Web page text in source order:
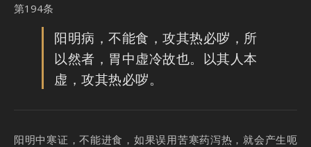
第194条
阳明病，不能食，攻其热必哕，所
以然者，胃中虚冷故也。以其人本
虚，攻其热必哕。
阳明中寒证，不能进食，如果误用苦寒药泻热，就会产生呃